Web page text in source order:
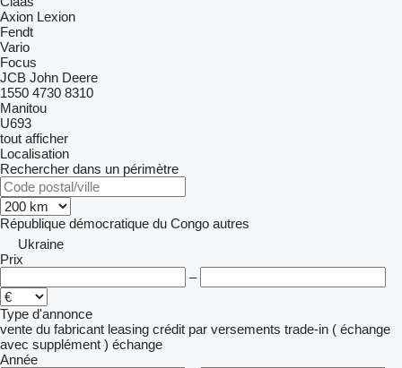
Axion Lexion
Fendt
Vario
Focus
JCB John Deere
1550 4730 8310
Manitou
U693
tout afficher
Localisation
Rechercher dans un périmètre
République démocratique du Congo autres
Ukraine
Prix
–
Type d'annonce
vente du fabricant leasing crédit par versements trade-in ( échange
avec supplément ) échange
Année